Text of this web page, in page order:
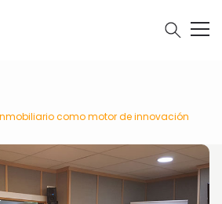
como motor de innovación